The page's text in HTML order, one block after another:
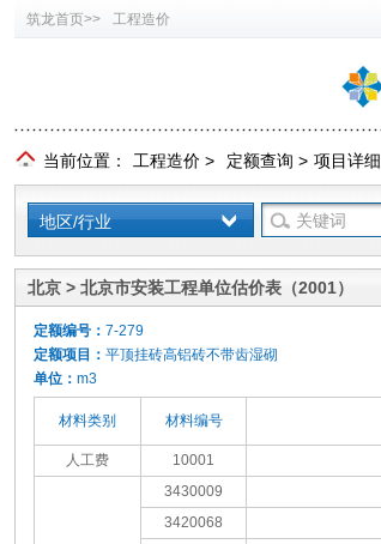
筑龙首页>> 工程造价
当前位置： 工程造价 > 定额查询 > 项目详细
地区/行业
北京 > 北京市安装工程单位估价表（2001）
定额编号： 7-279
定额项目： 平顶挂砖高铝砖不带齿湿砌
单位： m3
材料类别 材料编号
人工费 10001
3430009
3420068